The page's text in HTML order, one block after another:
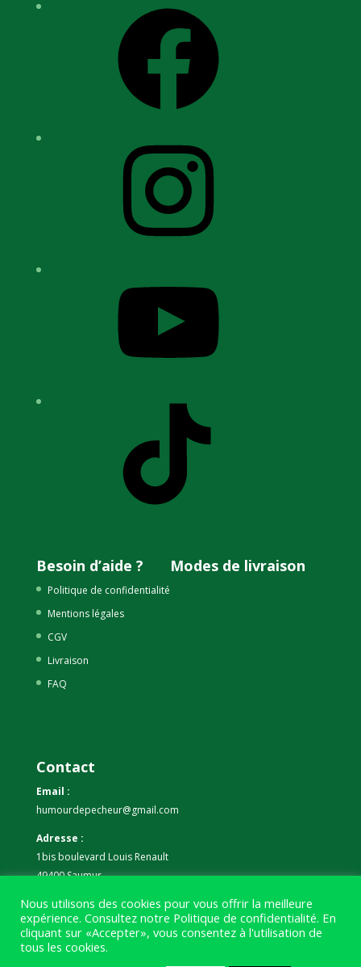
Besoin d’aide ?
Politique de confidentialité
Mentions légales
CGV
Livraison
FAQ
Modes de livraison
Contact
Email :
humourdepecheur@gmail.com
Adresse :
1bis boulevard Louis Renault
49400 Saumur
Téléphone :
07 59 61 06 63
Nous utilisons des cookies pour vous offrir la meilleure
expérience. Consultez notre Politique de confidentialité. En
cliquant sur «Accepter», vous consentez à l'utilisation de
tous les cookies.